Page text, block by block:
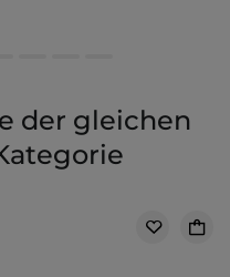
der gleichen